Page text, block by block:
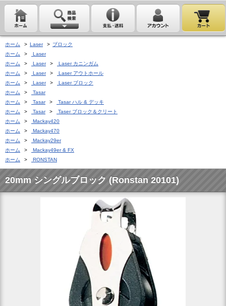
ホーム > Laser > ブロック
ホーム
>
Laser
ホーム
> Laser >
Laser カニンガム
ホーム
> Laser >
Laser アウトホール
ホーム
> Laser >
Laser ブロック
ホーム
>
Tasar
ホーム
> Tasar >
Tasar ハル & デッキ
ホーム
> Tasar >
Taser ブロック＆クリート
ホーム
>
Mackay420
ホーム
>
Mackay470
ホーム
>
Mackay29er
ホーム
>
Mackay49er & FX
ホーム
> RONSTAN
20mm シングルブロック (Ronstan 20101)